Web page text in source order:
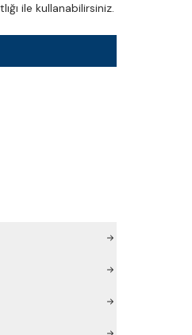
ile kullanabilirsiniz.